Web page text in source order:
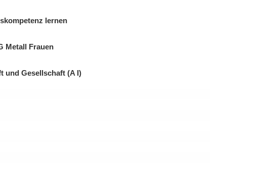
lernen
Metall Frauen
und Gesellschaft (A I)